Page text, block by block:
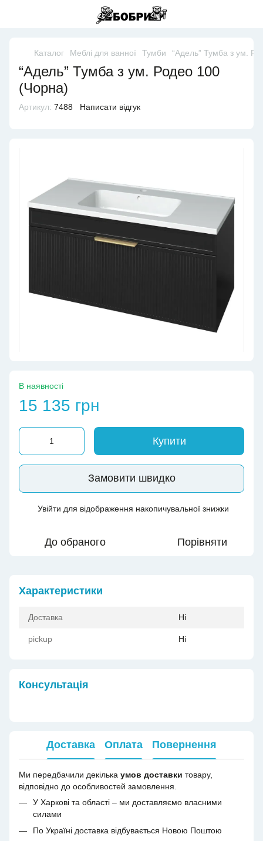
Каталог Меблі для ванної Тумби “Адель” Тумба з ум.
“Адель” Тумба з ум. Родео 100
(Чорна)
Артикул: 7488 Написати відгук
В наявності
15 135 грн
Купити
Замовити швидко
Увійти для відображення накопичувальної знижки
До обраного Порівняти
Характеристики
Доставка Ні
pickup Ні
Консультація
Доставка Оплата Повернення
Ми передбачили декілька умов доставки товару,
відповідно до особливостей замовлення.
У Харкові та області – ми доставляємо власними
силами
По Україні доставка відбувається Новою Поштою